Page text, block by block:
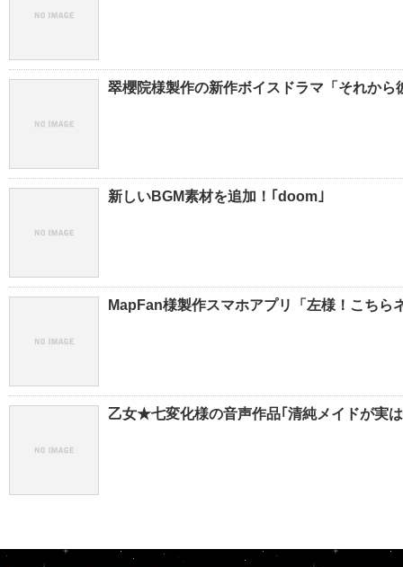
翠櫻院様製作の新作ボイスドラマ「それか
新しいBGM素材を追加！｢doom｣
MapFan様製作スマホアプリ「左様！こちら
乙女★七変化様の音声作品｢清純メイドが実